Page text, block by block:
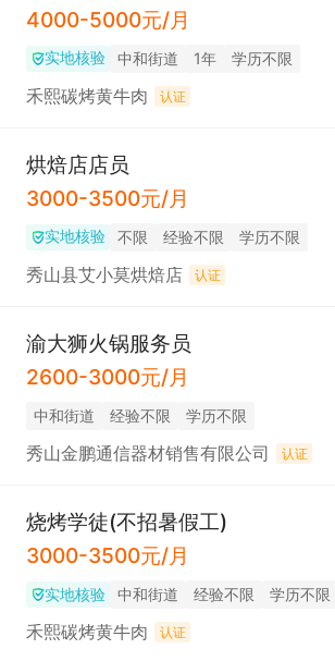
4000-5000元/月
实地核验 中和街道 1年 学历不限
禾熙碳烤黄牛肉 认证
烘焙店店员
3000-3500元/月
实地核验 不限 经验不限 学历不限
秀山县艾小莫烘焙店 认证
渝大狮火锅服务员
2600-3000元/月
中和街道 经验不限 学历不限
秀山金鹏通信器材销售有限公司 认证
烧烤学徒(不招暑假工)
3000-3500元/月
实地核验 中和街道 经验不限 学历不限
禾熙碳烤黄牛肉 认证